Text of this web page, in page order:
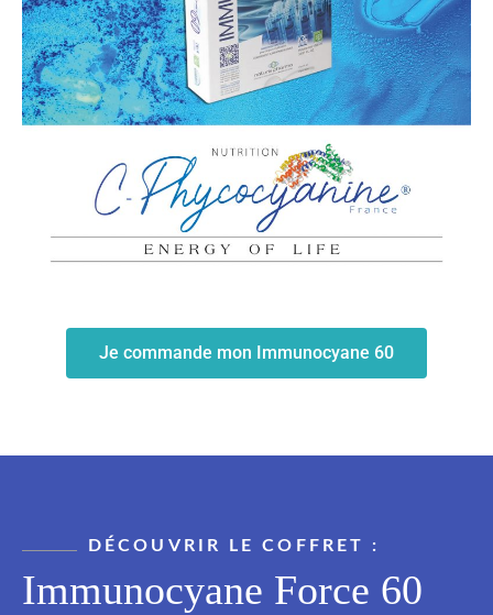
Je commande mon Immunocyane 60
DÉCOUVRIR LE COFFRET :
Immunocyane Force 60